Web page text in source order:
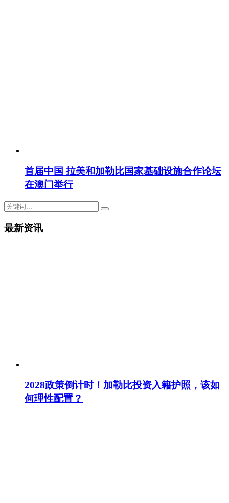
首届中国 拉美和加勒比国家基础设施合作论坛
在澳门举行
最新资讯
2028政策倒计时！加勒比投资入籍护照，该如
何理性配置？